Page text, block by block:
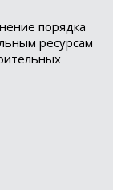
порядка
ресурсам